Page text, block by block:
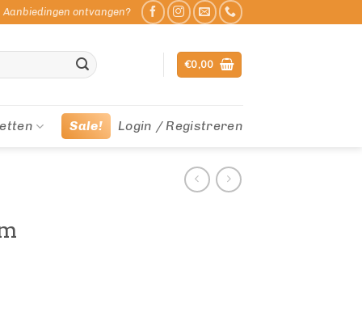
Aanbiedingen ontvangen?
€0,00
Sale! Login / Registreren